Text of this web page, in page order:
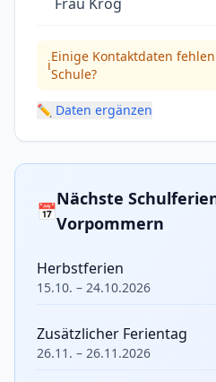
ℹ️
Einige Kontaktdaten
Schule?
✏️ Daten ergänzen
📅
Nächste
Vorpommern
Herbstferien
15.10. – 24.10.2026
Zusätzlicher Ferientag
26.11. – 26.11.2026